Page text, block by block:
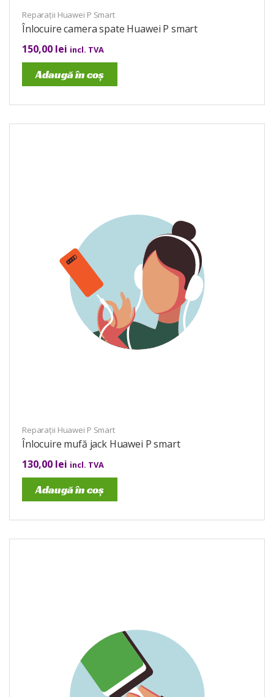
Reparații Huawei P Smart
Înlocuire camera spate Huawei P smart
150,00 lei incl. TVA
Adaugă în coș
Reparații Huawei P Smart
Înlocuire mufă jack Huawei P smart
130,00 lei incl. TVA
Adaugă în coș